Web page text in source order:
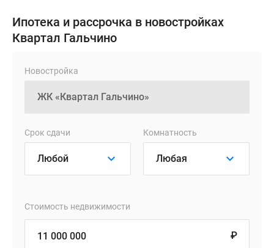
Ипотека и рассрочка в новостройках
Квартал Гальчино
Новостройка
Срок сдачи Комнатность
Стоимость недвижимости
₽